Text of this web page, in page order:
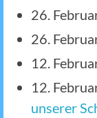
26.
26.
12.
12.
unserer